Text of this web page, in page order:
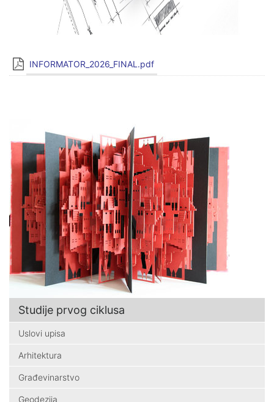
Studije prvog ciklusa
Uslovi upisa
Arhitektura
Građevinarstvo
Geodezija
INFORMATOR_2026_FINAL.pdf